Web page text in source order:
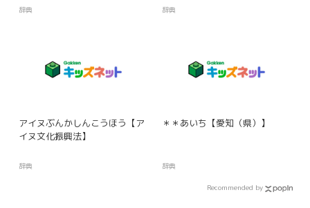
辞典 辞典
アイヌぶんかしんこうほう【ア
イヌ文化振興法】
辞典
＊＊あいち【愛知（県）】
辞典
Recommended by